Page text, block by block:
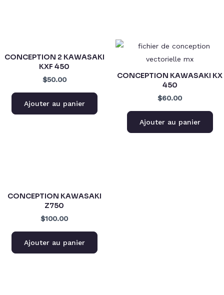
CONCEPTION 2 KAWASAKI
KXF 450
$50.00
Ajouter au panier
CONCEPTION KAWASAKI KX
450
$60.00
Ajouter au panier
CONCEPTION KAWASAKI
Z750
$100.00
Ajouter au panier